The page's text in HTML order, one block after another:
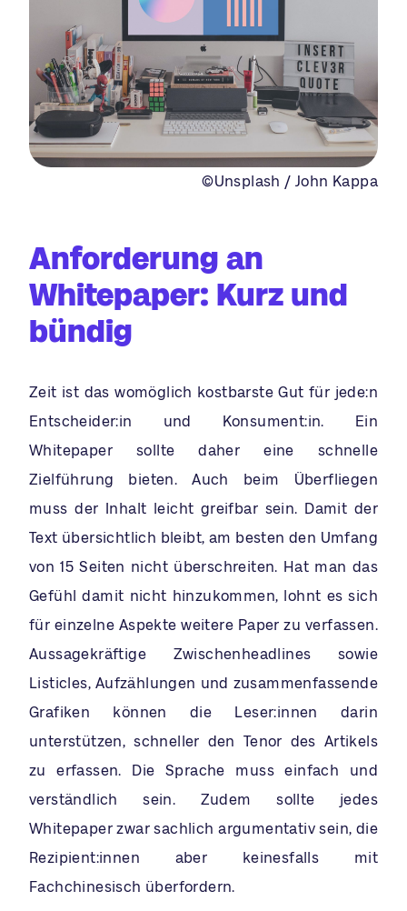
©Unsplash / John Kappa
Anforderung an
Whitepaper: Kurz und
bündig
Zeit ist das womöglich kostbarste Gut für jede:n
Entscheider:in und Konsument:in. Ein
Whitepaper sollte daher eine schnelle
Zielführung bieten. Auch beim Überfliegen
muss der Inhalt leicht greifbar sein. Damit der
Text übersichtlich bleibt, am besten den Umfang
von 15 Seiten nicht überschreiten. Hat man das
Gefühl damit nicht hinzukommen, lohnt es sich
für einzelne Aspekte weitere Paper zu verfassen.
Aussagekräftige Zwischenheadlines sowie
Listicles, Aufzählungen und zusammenfassende
Grafiken können die Leser:innen darin
unterstützen, schneller den Tenor des Artikels
zu erfassen. Die Sprache muss einfach und
verständlich sein. Zudem sollte jedes
Whitepaper zwar sachlich argumentativ sein, die
Rezipient:innen aber keinesfalls mit
Fachchinesisch überfordern.